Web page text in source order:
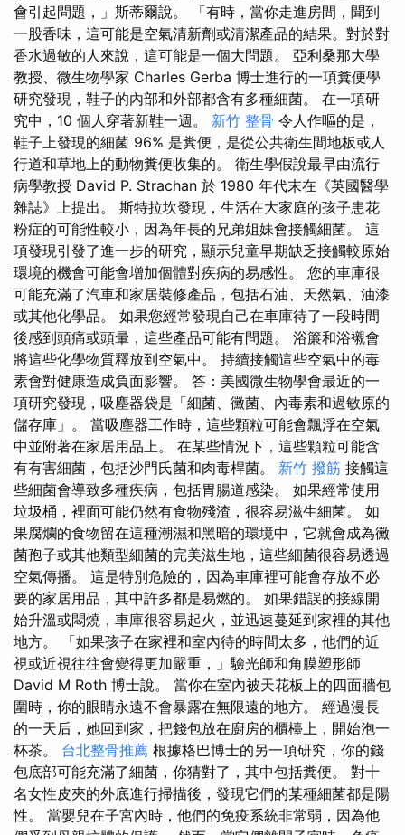
會引起問題，」斯蒂爾說。 「有時，當你走進房間，聞到
一股香味，這可能是空氣清新劑或清潔產品的結果。對於對
香水過敏的人來說，這可能是一個大問題。 亞利桑那大學
教授、微生物學家 Charles Gerba 博士進行的一項糞便學
研究發現，鞋子的內部和外部都含有多種細菌。 在一項研
究中，10 個人穿著新鞋一週。 新竹 整骨 令人作嘔的是，
鞋子上發現的細菌 96% 是糞便，是從公共衛生間地板或人
行道和草地上的動物糞便收集的。 衛生學假說最早由流行
病學教授 David P. Strachan 於 1980 年代末在《英國醫學
雜誌》上提出。 斯特拉坎發現，生活在大家庭的孩子患花
粉症的可能性較小，因為年長的兄弟姐妹會接觸細菌。 這
項發現引發了進一步的研究，顯示兒童早期缺乏接觸較原始
環境的機會可能會增加個體對疾病的易感性。 您的車庫很
可能充滿了汽車和家居裝修產品，包括石油、天然氣、油漆
或其他化學品。 如果您經常發現自己在車庫待了一段時間
後感到頭痛或頭暈，這些產品可能有問題。 浴簾和浴襯會
將這些化學物質釋放到空氣中。 持續接觸這些空氣中的毒
素會對健康造成負面影響。 答：美國微生物學會最近的一
項研究發現，吸塵器袋是「細菌、黴菌、內毒素和過敏原的
儲存庫」。 當吸塵器工作時，這些顆粒可能會飄浮在空氣
中並附著在家居用品上。 在某些情況下，這些顆粒可能含
有有害細菌，包括沙門氏菌和肉毒桿菌。 新竹 撥筋 接觸這
些細菌會導致多種疾病，包括胃腸道感染。 如果經常使用
垃圾桶，裡面可能仍然有食物殘渣，很容易滋生細菌。 如
果腐爛的食物留在這種潮濕和黑暗的環境中，它就會成為黴
菌孢子或其他類型細菌的完美滋生地，這些細菌很容易透過
空氣傳播。 這是特別危險的，因為車庫裡可能會存放不必
要的家居用品，其中許多都是易燃的。 如果錯誤的接線開
始升溫或悶燒，車庫很容易起火，並迅速蔓延到家裡的其他
地方。 「如果孩子在家裡和室內待的時間太多，他們的近
視或近視往往會變得更加嚴重，」驗光師和角膜塑形師
David M Roth 博士說。 當你在室內被天花板上的四面牆包
圍時，你的眼睛永遠不會暴露在無限遠的地方。 經過漫長
的一天后，她回到家，把錢包放在廚房的櫃檯上，開始泡一
杯茶。 台北整骨推薦 根據格巴博士的另一項研究，你的錢
包底部可能充滿了細菌，你猜對了，其中包括糞便。 對十
名女性皮夾的外底進行掃描後，發現它們的某種細菌都是陽
性。 當嬰兒在子宮內時，他們的免疫系統非常弱，因為他